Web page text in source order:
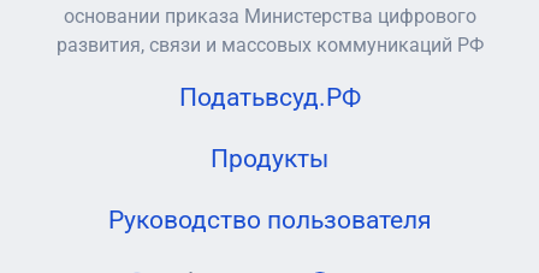
основании приказа Министерства цифрового
развития, связи и массовых коммуникаций РФ
Податьвсуд.РФ
Продукты
Руководство пользователя